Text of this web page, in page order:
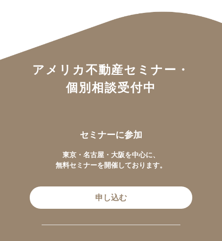
アメリカ不動産セミナー・
個別相談受付中
セミナーに参加
東京・名古屋・大阪を中心に、
無料セミナーを開催しております。
申し込む